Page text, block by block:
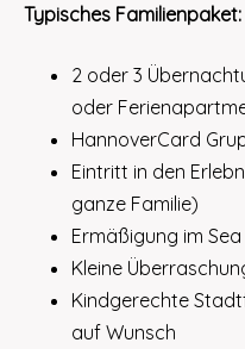
Typisches Familienpaket:
2 oder 3
oder
HannoverCard
Eintritt in den
ganze Familie)
Ermäßigung im
Kleine
Kindgerechte
auf Wunsch